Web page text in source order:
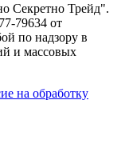
Секретно Трейд".
79634 от
по надзору в
и массовых
на обработку